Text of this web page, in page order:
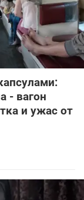
- вагон
и ужас от